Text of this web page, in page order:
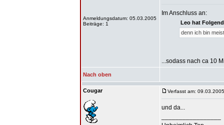
Anmeldungsdatum: 05.03.2005
Beiträge: 1
Im Anschluss an:
Leo hat
denn ich bin
...sodass nach ca 10
Nach oben
Cougar Verfasst am:
und da...